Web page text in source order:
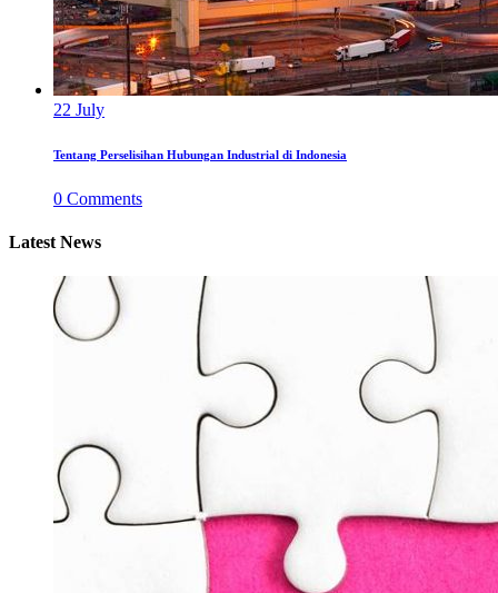
22 July
Tentang Perselisihan Hubungan Industrial di Indonesia
0 Comments
Latest News